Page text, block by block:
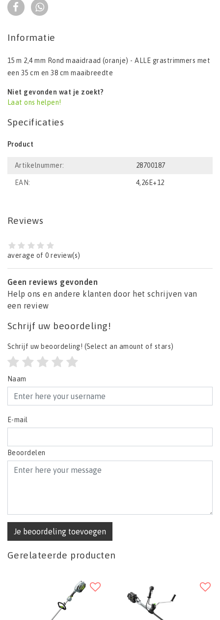
Informatie
15 m 2,4 mm Rond maaidraad (oranje) - ALLE grastrimmers met
een 35 cm en 38 cm maaibreedte
Niet gevonden wat je zoekt?
Laat ons helpen!
Specificaties
Product
Artikelnummer: 28700187
EAN: 4,26E+12
Reviews
average of 0 review(s)
Geen reviews gevonden
Help ons en andere klanten door het schrijven van
een review
Schrijf uw beoordeling!
Schrijf uw beoordeling! (Select an amount of stars)
Naam
E-mail
Beoordelen
Je beoordeling toevoegen
Gerelateerde producten